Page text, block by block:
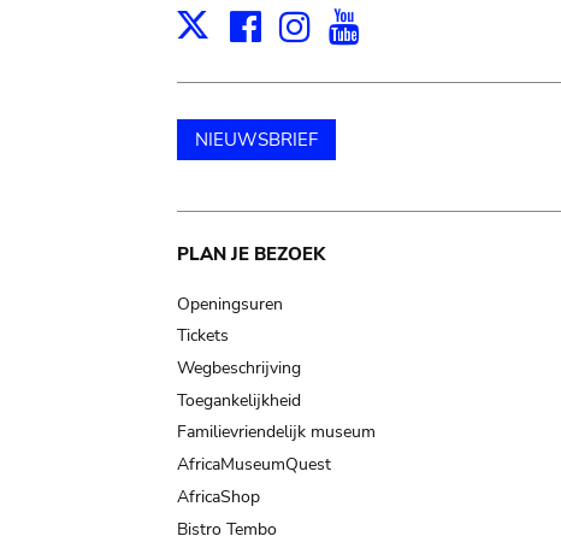
X Facebook
Instagram
NIEUWSBRIEF
Main
navigation
PLAN JE BEZOEK
Openingsuren
Tickets
Wegbeschrijving
Toegankelijkheid
Familievriendelijk museum
AfricaMuseumQuest
AfricaShop
Bistro Tembo